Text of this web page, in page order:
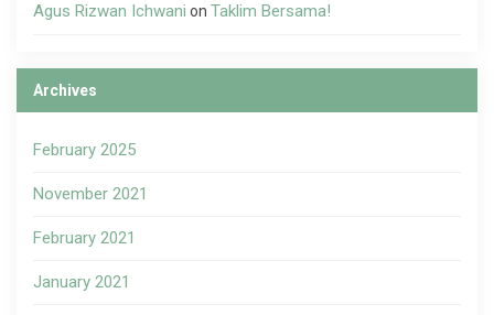
Agus Rizwan Ichwani on Taklim Bersama!
Archives
February 2025
November 2021
February 2021
January 2021